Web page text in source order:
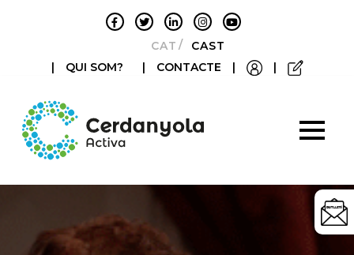
CATALÀCASTELLANO
|
QUI SOM? | CONTACTE | |